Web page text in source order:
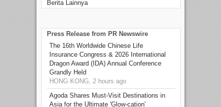
Berita Lainnya
Press Release from PR Newswire
The 16th Worldwide Chinese Life
Insurance Congress & 2026 International
Dragon Award (IDA) Annual Conference
Grandly Held
HONG KONG, 2 hours ago
Agoda Shares Must-Visit Destinations in
Asia for the Ultimate 'Glow-cation'